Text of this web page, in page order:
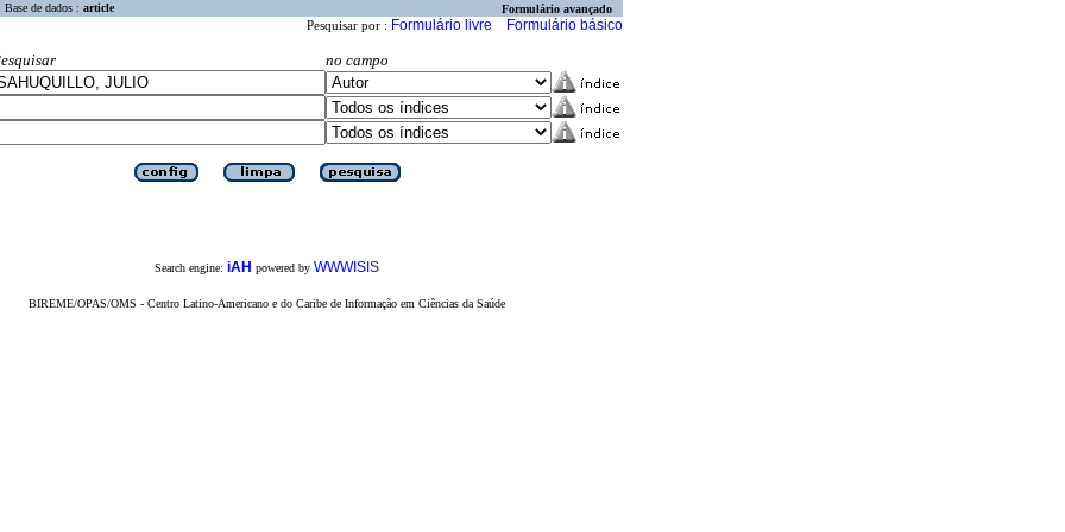
Base de dados : article Formulário avançado
Pesquisar por : Formulário livre Formulário básico
no campo
Search engine: iAH powered by WWWISIS
BIREME/OPAS/OMS - Centro Latino-Americano e do Caribe de Informação em Ciências da Saúde